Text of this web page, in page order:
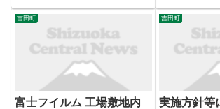
た
吉田町
富士フイルム 工場敷地内
吉田町
実施方針等